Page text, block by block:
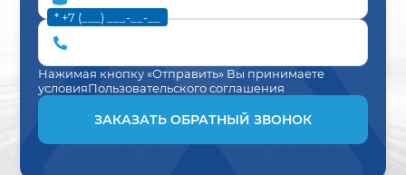
* +7 (___) ___-__-__
Нажимая кнопку «Отправить» Вы принимаете
условияПользовательского соглашения
ЗАКАЗАТЬ ОБРАТНЫЙ ЗВОНОК